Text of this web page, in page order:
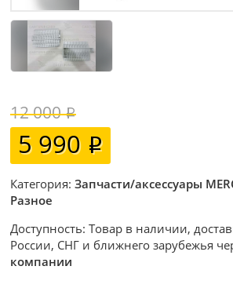
12 000
5 990
Категория:Запчасти/аксессуары
Разное
Доступность: Товар в наличии,
России, СНГ и ближнего зарубежья
компании